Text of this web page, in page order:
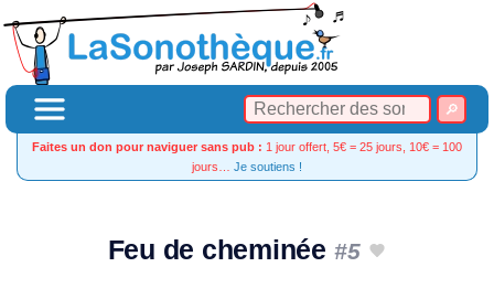
Faites un don pour naviguer sans pub : 1 jour offert, 5€ = 25 jours, 10€ = 100
jours… Je soutiens !
Feu de cheminée #5